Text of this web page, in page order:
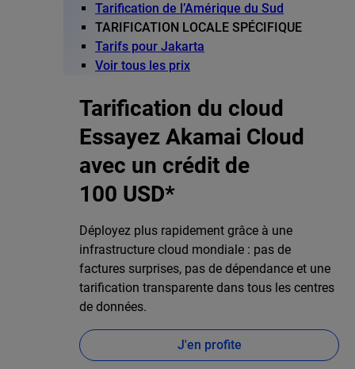
Tarification de l’Amérique du Sud
TARIFICATION LOCALE SPÉCIFIQUE
Tarifs pour Jakarta
Voir tous les prix
Tarification du cloud
Essayez Akamai Cloud
avec un crédit de
100 USD*
Déployez plus rapidement grâce à une
infrastructure cloud mondiale : pas de
factures surprises, pas de dépendance et une
tarification transparente dans tous les centres
de données.
J'en profite